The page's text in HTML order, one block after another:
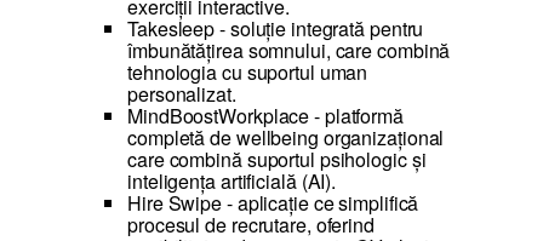
exerciții interactive.
Takesleep - soluție integrată pentru
îmbunătățirea somnului, care combină
tehnologia cu suportul uman
personalizat.
MindBoostWorkplace - platformă
completă de wellbeing organizațional
care combină suportul psihologic și
inteligența artificială (AI).
Hire Swipe - aplicație ce simplifică
procesul de recrutare, oferind